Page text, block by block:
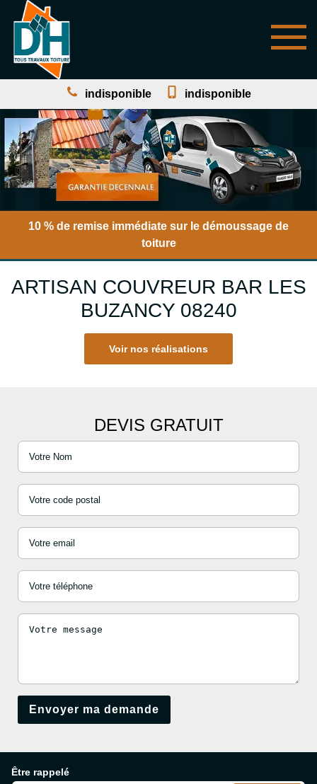
indisponible indisponible
10 % de remise immédiate sur le démoussage de
toiture
ARTISAN COUVREUR BAR LES
BUZANCY 08240
Voir nos réalisations
DEVIS GRATUIT
Être rappelé